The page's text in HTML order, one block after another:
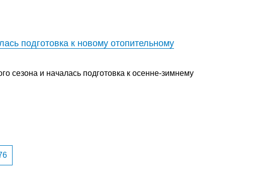
подготовка к новому отопительному
сезона и началась подготовка к осенне-зимнему